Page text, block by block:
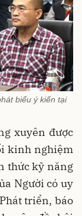
biểu ý kiến tại
xuyên được
kinh nghiệm
thức kỹ năng
Người có uy
triển, báo